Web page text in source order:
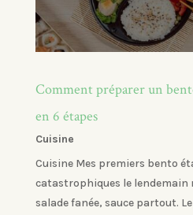
Comment préparer un
en 6 étapes
Cuisine
Cuisine Mes premiers bento
catastrophiques le lendemain
salade fanée, sauce partout.